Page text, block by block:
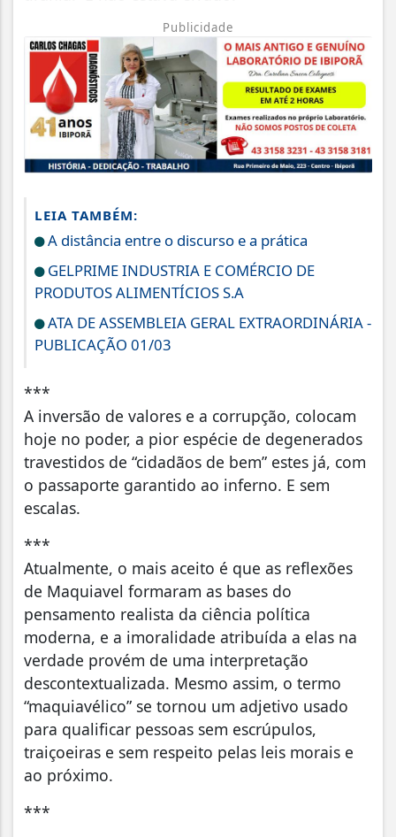
Publicidade
LEIA TAMBÉM:
A distância entre o discurso e a prática
GELPRIME INDUSTRIA E COMÉRCIO DE
PRODUTOS ALIMENTÍCIOS S.A
ATA DE ASSEMBLEIA GERAL EXTRAORDINÁRIA -
PUBLICAÇÃO 01/03
***
A inversão de valores e a corrupção, colocam
hoje no poder, a pior espécie de degenerados
travestidos de “cidadãos de bem” estes já, com
o passaporte garantido ao inferno. E sem
escalas.
***
Atualmente, o mais aceito é que as reflexões
de Maquiavel formaram as bases do
pensamento realista da ciência política
moderna, e a imoralidade atribuída a elas na
verdade provém de uma interpretação
descontextualizada. Mesmo assim, o termo
“maquiavélico” se tornou um adjetivo usado
para qualificar pessoas sem escrúpulos,
traiçoeiras e sem respeito pelas leis morais e
ao próximo.
***